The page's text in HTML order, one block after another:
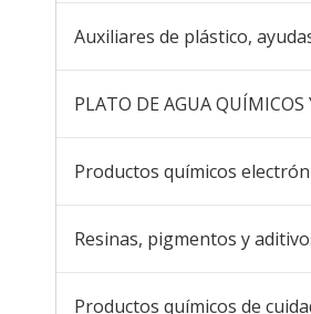
Productos químicos